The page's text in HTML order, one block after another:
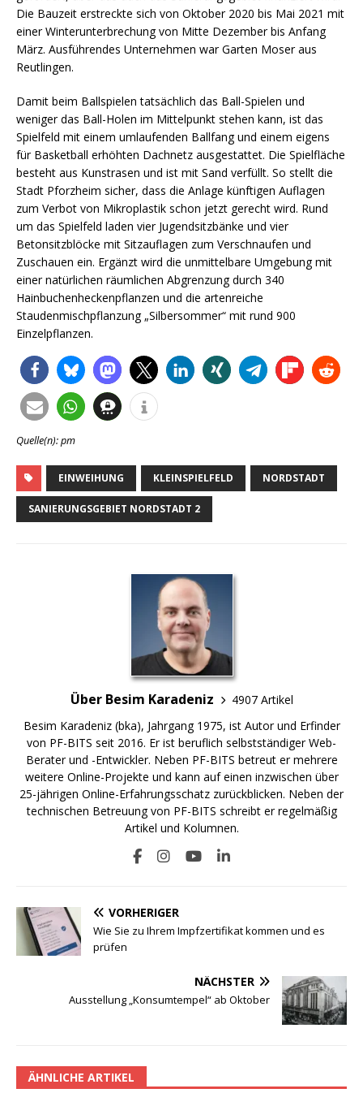
Die Bauzeit erstreckte sich von Oktober 2020 bis Mai 2021 mit
einer Winterunterbrechung von Mitte Dezember bis Anfang
März. Ausführendes Unternehmen war Garten Moser aus
Reutlingen.
Damit beim Ballspielen tatsächlich das Ball-Spielen und
weniger das Ball-Holen im Mittelpunkt stehen kann, ist das
Spielfeld mit einem umlaufenden Ballfang und einem eigens
für Basketball erhöhten Dachnetz ausgestattet. Die Spielfläche
besteht aus Kunstrasen und ist mit Sand verfüllt. So stellt die
Stadt Pforzheim sicher, dass die Anlage künftigen Auflagen
zum Verbot von Mikroplastik schon jetzt gerecht wird. Rund
um das Spielfeld laden vier Jugendsitzbänke und vier
Betonsitzblöcke mit Sitzauflagen zum Verschnaufen und
Zuschauen ein. Ergänzt wird die unmittelbare Umgebung mit
einer natürlichen räumlichen Abgrenzung durch 340
Hainbuchenheckenpflanzen und die artenreiche
Staudenmischpflanzung „Silbersommer“ mit rund 900
Einzelpflanzen.
Quelle(n): pm
EINWEIHUNG KLEINSPIELFELD NORDSTADT
SANIERUNGSGEBIET NORDSTADT 2
Über Besim Karadeniz
4907 Artikel
Besim Karadeniz (bka), Jahrgang 1975, ist Autor und Erfinder
von PF-BITS seit 2016. Er ist beruflich selbstständiger Web-
Berater und -Entwickler. Neben PF-BITS betreut er mehrere
weitere Online-Projekte und kann auf einen inzwischen über
25-jährigen Online-Erfahrungsschatz zurückblicken. Neben der
technischen Betreuung von PF-BITS schreibt er regelmäßig
Artikel und Kolumnen.
VORHERIGER
Wie Sie zu Ihrem Impfzertifikat kommen und es
prüfen
NÄCHSTER
Ausstellung „Konsumtempel“ ab Oktober
ÄHNLICHE ARTIKEL